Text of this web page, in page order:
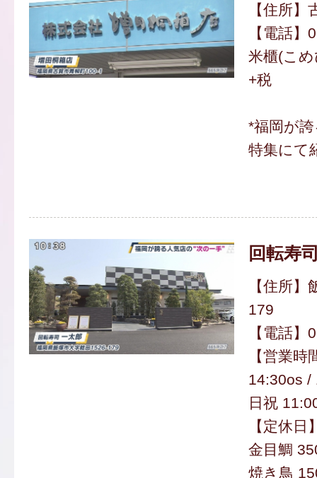
【住所
【電話
米櫃(こ
+税
*福岡が
特集にて
回転寿
【住所
179
【電話
【営業
14:30os /
日祝
【定休日
金目鯛
焼き鳥